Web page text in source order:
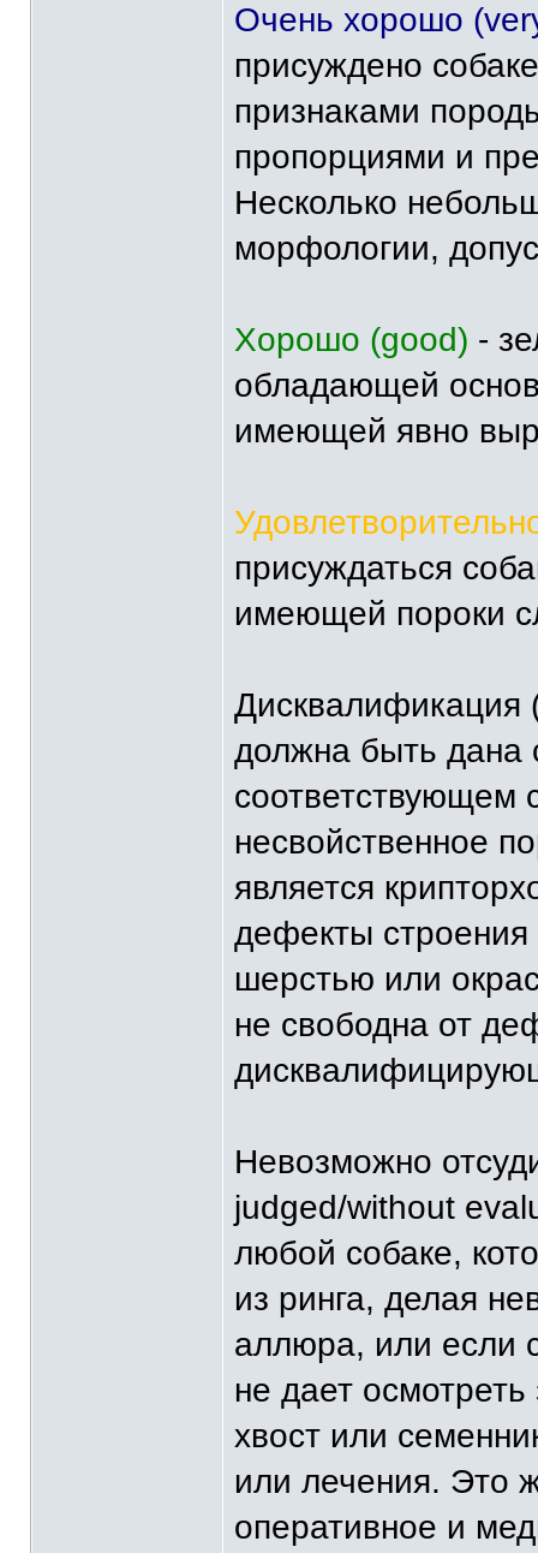
Очень хорошо
присуждено
признаками
пропорциями и
Несколько
морфологии,
Хорошо (good) -
обладающей
имеющей явно
присуждаться
имеющей пороки
Дисквалификация
должна быть дана
соответствующем
несвойственное
является
дефекты строения
шерстью или
не свободна от
Невозможно
judged/without
любой собаке,
из ринга, делая
аллюра, или если
не дает
хвост или
или лечения. Это
оперативное и